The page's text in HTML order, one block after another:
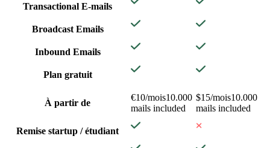
Transactional E-mails
Broadcast Emails
Inbound Emails
Plan gratuit
À partir de
€10/mois10.000
mails included
$15/mois10.000
mails included
Remise startup / étudiant